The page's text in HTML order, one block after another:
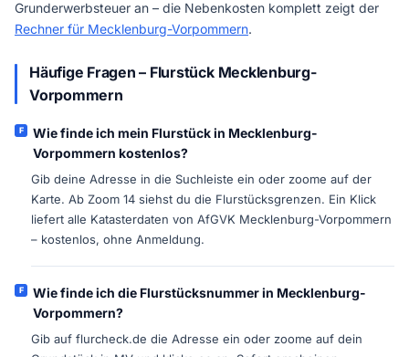
Grunderwerbsteuer an – die Nebenkosten komplett zeigt der
Rechner für Mecklenburg-Vorpommern.
Häufige Fragen – Flurstück Mecklenburg-
Vorpommern
Wie finde ich mein Flurstück in Mecklenburg-
Vorpommern kostenlos?
Gib deine Adresse in die Suchleiste ein oder zoome auf der
Karte. Ab Zoom 14 siehst du die Flurstücksgrenzen. Ein Klick
liefert alle Katasterdaten von AfGVK Mecklenburg-Vorpommern
– kostenlos, ohne Anmeldung.
Wie finde ich die Flurstücksnummer in Mecklenburg-
Vorpommern?
Gib auf flurcheck.de die Adresse ein oder zoome auf dein